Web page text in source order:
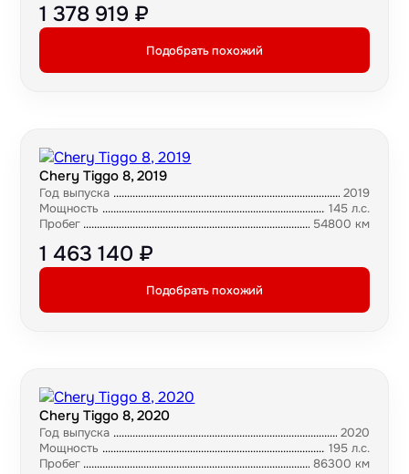
1 378 919 ₽
Подобрать похожий
Chery Tiggo 8, 2019
Год выпуска
2019
Мощность
145 л.с.
Пробег
54800 км
1 463 140 ₽
Подобрать похожий
Chery Tiggo 8, 2020
Год выпуска
2020
Мощность
195 л.с.
Пробег
86300 км